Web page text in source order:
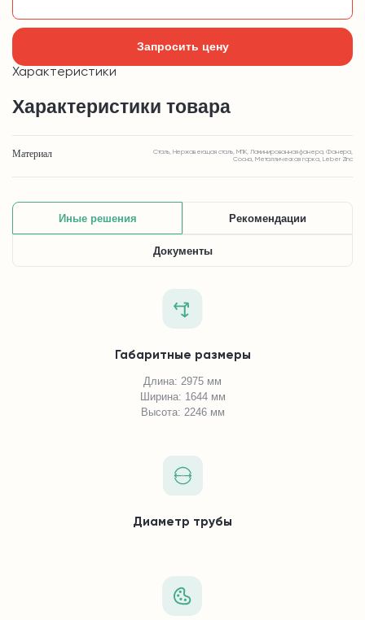
Запросить цену
Характеристики
Характеристики товара
Материал
Сталь, Нержавеющая сталь, МПК, Ламинированная фанера, Фанера,
Сосна, Металлическая горка, Leber Zinc
Иные решения Рекомендации
Документы
Габаритные размеры
Длина: 2975 мм
Ширина: 1644 мм
Высота: 2246 мм
Диаметр трубы